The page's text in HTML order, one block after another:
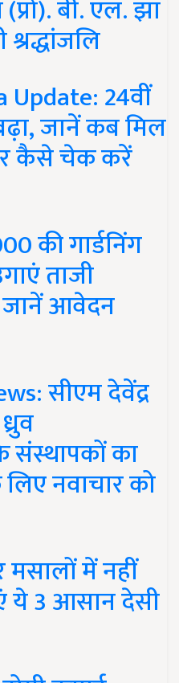
बी. एल. झा
Update: 24वीं
जानें कब मिल
कैसे चेक करें
की गार्डनिंग
ताजी
जानें आवेदन
सीएम देवेंद्र
संस्थापकों का
नवाचार को
में नहीं
ये 3 आसान देसी